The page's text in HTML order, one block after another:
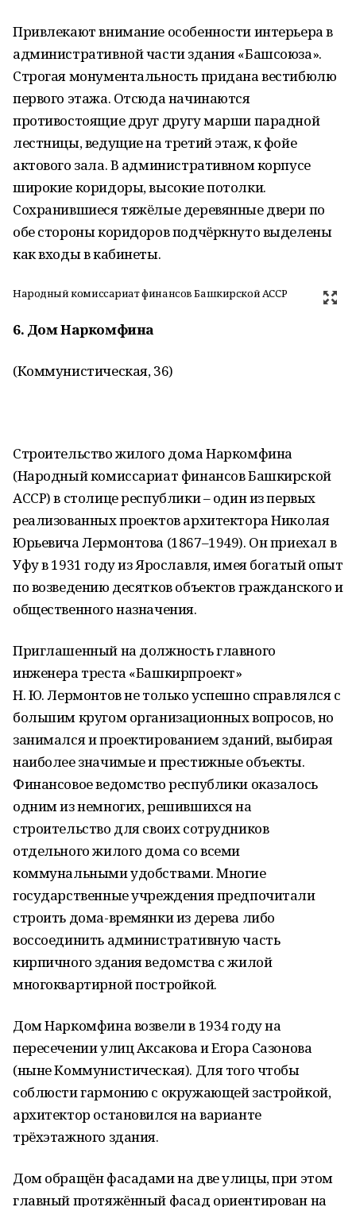
Привлекают внимание особенности интерьера в
административной части здания «Башсоюза».
Строгая монументальность придана вестибюлю
первого этажа. Отсюда начинаются
противостоящие друг другу марши парадной
лестницы, ведущие на третий этаж, к фойе
актового зала. В административном корпусе
широкие коридоры, высокие потолки.
Сохранившиеся тяжёлые деревянные двери по
обе стороны коридоров подчёркнуто выделены
как входы в кабинеты.
Народный комиссариат финансов Башкирской АССР
6. Дом Наркомфина
(Коммунистическая, 36)
Строительство жилого дома Наркомфина
(Народный комиссариат финансов Башкирской
АССР) в столице республики – один из первых
реализованных проектов архитектора Николая
Юрьевича Лермонтова (1867–1949). Он приехал в
Уфу в 1931 году из Ярославля, имея богатый опыт
по возведению десятков объектов гражданского и
общественного назначения.
Приглашенный на должность главного
инженера треста «Башкирпроект»
Н. Ю. Лермонтов не только успешно справлялся с
большим кругом организационных вопросов, но
занимался и проектированием зданий, выбирая
наиболее значимые и престижные объекты.
Финансовое ведомство республики оказалось
одним из немногих, решившихся на
строительство для своих сотрудников
отдельного жилого дома со всеми
коммунальными удобствами. Многие
государственные учреждения предпочитали
строить дома-времянки из дерева либо
воссоединить административную часть
кирпичного здания ведомства с жилой
многоквартирной постройкой.
Дом Наркомфина возвели в 1934 году на
пересечении улиц Аксакова и Егора Сазонова
(ныне Коммунистическая). Для того чтобы
соблюсти гармонию с окружающей застройкой,
архитектор остановился на варианте
трёхэтажного здания.
Дом обращён фасадами на две улицы, при этом
главный протяжённый фасад ориентирован на